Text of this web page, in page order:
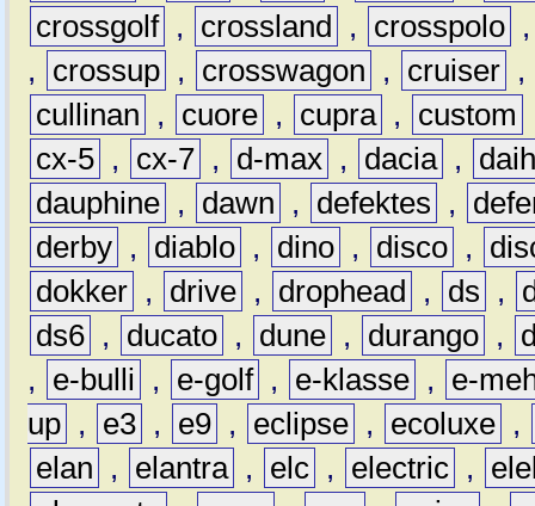
crossgolf , crossland , crosspolo
,
crossup , crosswagon , cruiser ,
cullinan
, cuore , cupra , custom
cx-5 , cx-7 , d-max , dacia ,
dauphine , dawn , defektes ,
derby , diablo , dino , disco ,
dokker , drive , drophead , ds ,
ds6 , ducato , dune , durango ,
,
e-bulli , e-golf , e-klasse ,
e-
up , e3 , e9 , eclipse , ecoluxe ,
elan
, elantra , elc , electric ,